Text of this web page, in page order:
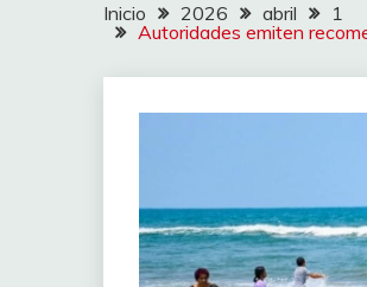
Inicio 2026 abril
1
Autoridades emiten